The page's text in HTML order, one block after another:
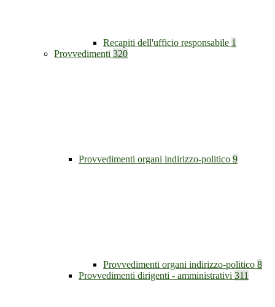
Recapiti dell'ufficio responsabile 1
Provvedimenti 320
Provvedimenti organi indirizzo-politico 9
Provvedimenti organi indirizzo-politico 8
Provvedimenti dirigenti - amministrativi 311